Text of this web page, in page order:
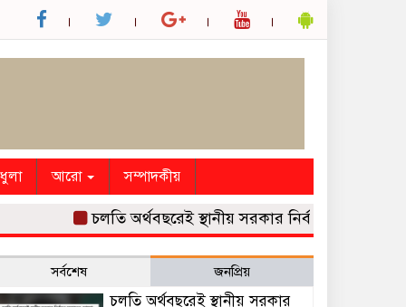
আরো সম্পাদকীয়
চলতি অর্থবছরেই স্থানীয় সরকার নির্বাচন সম্পন্নের
সর্বশেষ জনপ্রিয়
চলতি অর্থবছরেই স্থানীয় সরকার